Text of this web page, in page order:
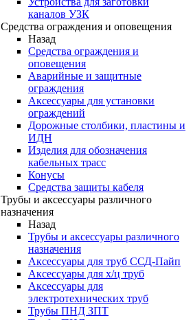
каналов УЗК
Средства ограждения и оповещения
Назад
Средства ограждения и
оповещения
Аварийные и защитные
ограждения
Аксессуары для установки
ограждений
Дорожные столбики, пластины и
ИДН
Изделия для обозначения
кабельных трасс
Конусы
Средства защиты кабеля
Трубы и аксессуары различного
назначения
Назад
Трубы и аксессуары различного
назначения
Аксессуары для труб ССД-Пайп
Аксессуары для х/ц труб
Аксессуары для
электротехнических труб
Трубы ПНД ЗПТ